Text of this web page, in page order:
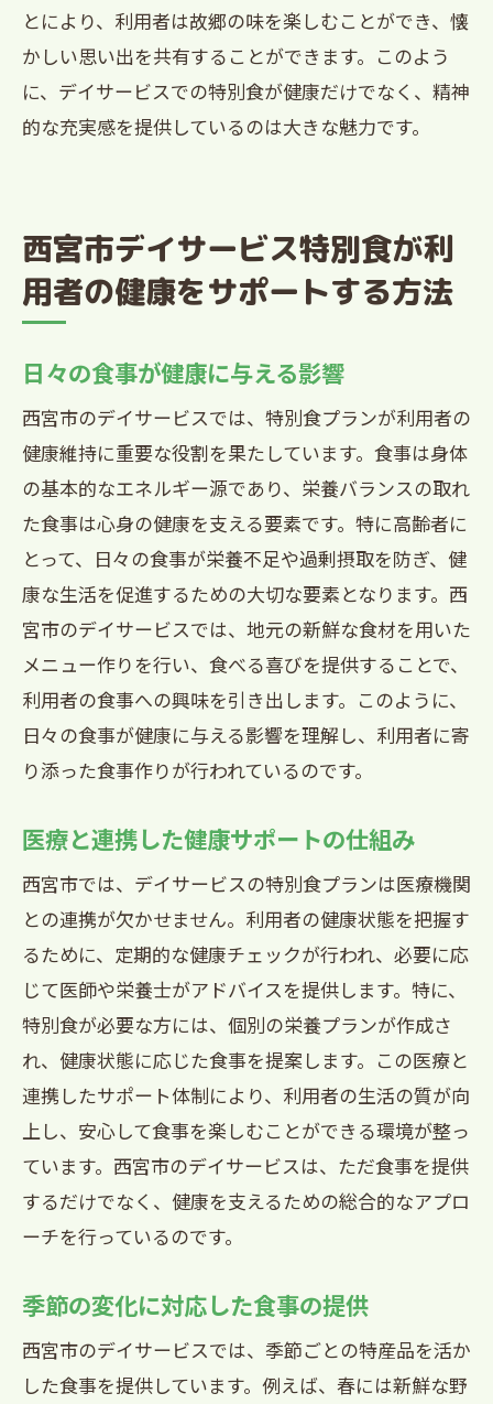
とにより、利用者は故郷の味を楽しむことができ、懐
かしい思い出を共有することができます。このよう
に、デイサービスでの特別食が健康だけでなく、精神
的な充実感を提供しているのは大きな魅力です。
西宮市デイサービス特別食が利
用者の健康をサポートする方法
日々の食事が健康に与える影響
西宮市のデイサービスでは、特別食プランが利用者の
健康維持に重要な役割を果たしています。食事は身体
の基本的なエネルギー源であり、栄養バランスの取れ
た食事は心身の健康を支える要素です。特に高齢者に
とって、日々の食事が栄養不足や過剰摂取を防ぎ、健
康な生活を促進するための大切な要素となります。西
宮市のデイサービスでは、地元の新鮮な食材を用いた
メニュー作りを行い、食べる喜びを提供することで、
利用者の食事への興味を引き出します。このように、
日々の食事が健康に与える影響を理解し、利用者に寄
り添った食事作りが行われているのです。
医療と連携した健康サポートの仕組み
西宮市では、デイサービスの特別食プランは医療機関
との連携が欠かせません。利用者の健康状態を把握す
るために、定期的な健康チェックが行われ、必要に応
じて医師や栄養士がアドバイスを提供します。特に、
特別食が必要な方には、個別の栄養プランが作成さ
れ、健康状態に応じた食事を提案します。この医療と
連携したサポート体制により、利用者の生活の質が向
上し、安心して食事を楽しむことができる環境が整っ
ています。西宮市のデイサービスは、ただ食事を提供
するだけでなく、健康を支えるための総合的なアプロ
ーチを行っているのです。
季節の変化に対応した食事の提供
西宮市のデイサービスでは、季節ごとの特産品を活か
した食事を提供しています。例えば、春には新鮮な野